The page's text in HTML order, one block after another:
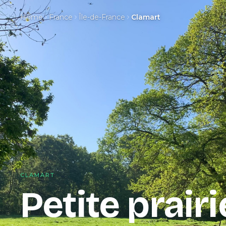
Home France Île-de-France Clamart
CLAMART
Petite